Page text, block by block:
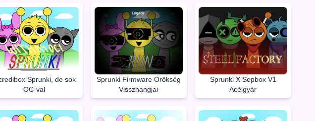
Sprunki, de sok
OC-val
Sprunki Firmware Örökség
Visszhangjai
Sprunki X Sepbox V1
Acélgyár